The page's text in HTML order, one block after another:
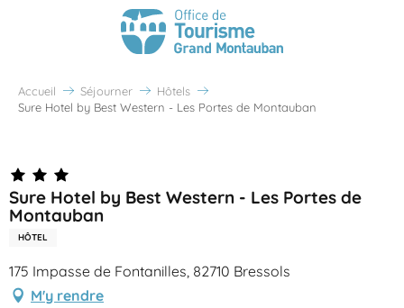
Accueil Séjourner
Hôtels
Sure Hotel by Best Western - Les Portes de Montauban
Sure Hotel by Best Western - Les Portes de
Montauban
HÔTEL
175 Impasse de Fontanilles, 82710 Bressols
M'y rendre